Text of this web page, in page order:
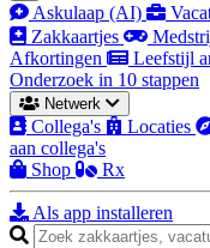
Askulaap (AI)
Zakkaartjes
Afkortingen
Leefstijl
Onderzoek in 10 stappen
Netwerk
Collega's Locaties
aan collega's
Shop
Rx
Als app installeren